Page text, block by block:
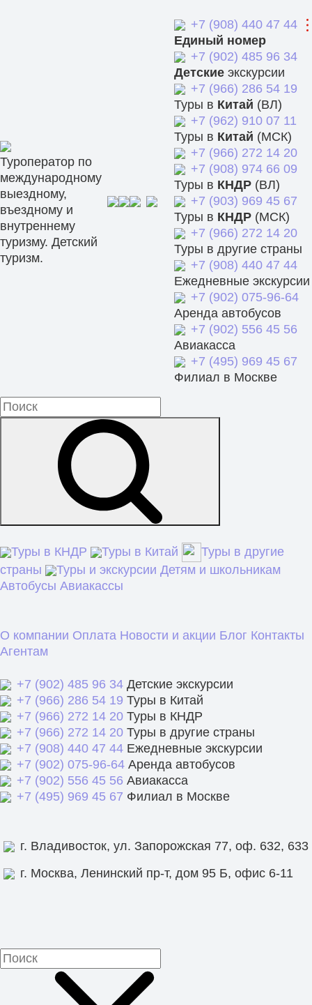
Туроператор по
международному
выездному,
въездному и
внутреннему
туризму. Детский
туризм.
+7 (908) 440 47 44
Единый номер
+7 (902) 485 96 34
Детскиеэкскурсии
+7 (966) 286 54 19
Туры в Китай (ВЛ)
+7 (962) 910 07 11
Туры в Китай (МСК)
+7 (966) 272 14 20
+7 (908) 974 66 09
Туры в КНДР(ВЛ)
+7 (903) 969 45 67
Туры в КНДР(МСК)
+7 (966) 272 14 20
Туры в другие страны
+7 (908) 440 47 44
Ежедневные экскурсии
+7 (902) 075-96-64
Аренда автобусов
+7 (902) 556 45 56
Авиакасса
+7 (495) 969 45 67
Филиал в Москве
Туры в КНДР Туры в Китай
Туры в другие
страны
Туры и экскурсии Детям и школьникам
Автобусы Авиакассы
О компании Оплата Новости и акции Блог Контакты
Агентам
+7 (902) 485 96 34 Детские экскурсии
+7 (966) 286 54 19 Туры в Китай
+7 (966) 272 14 20 Туры в КНДР
+7 (966) 272 14 20 Туры в другие страны
+7 (908) 440 47 44 Ежедневные экскурсии
+7 (902) 075-96-64 Аренда автобусов
+7 (902) 556 45 56 Авиакасса
+7 (495) 969 45 67 Филиал в Москве
г. Владивосток, ул. Запорожская 77, оф. 632, 633
г. Москва, Ленинский пр-т, дом 95 Б, офис 6-11